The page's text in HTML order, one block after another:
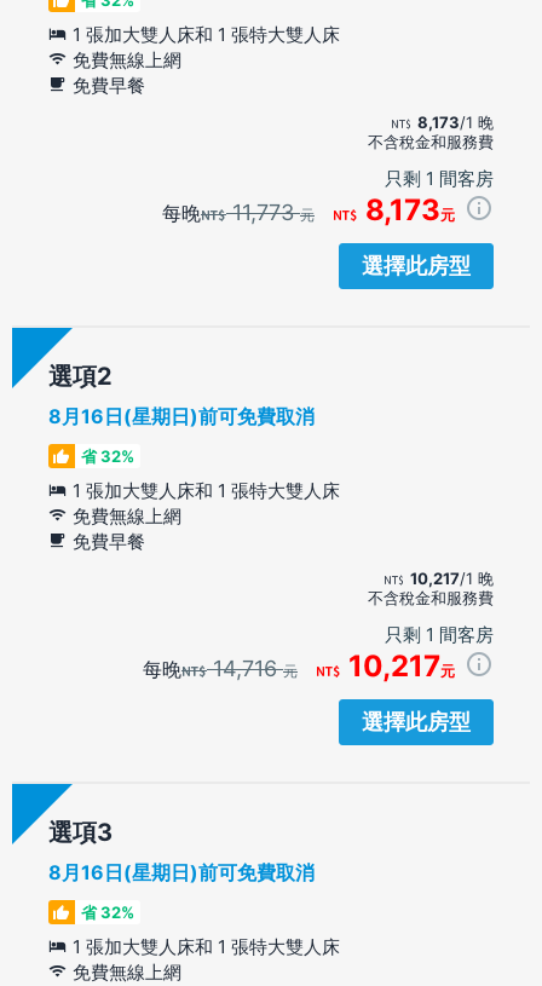
1 張加大雙人床和 1 張特大雙人床
免費無線上網
免費早餐
8,173/1 晚
不含稅金和服務費
只剩 1 間客房
每晚 11,773元 8,173元
選擇此房型
選項
8月16日(星期日)前可免費取消
省 32%
1 張加大雙人床和 1 張特大雙人床
免費無線上網
免費早餐
10,217/1 晚
不含稅金和服務費
只剩 1 間客房
每晚 14,716元 10,217元
選擇此房型
選項
8月16日(星期日)前可免費取消
省 32%
1 張加大雙人床和 1 張特大雙人床
免費無線上網